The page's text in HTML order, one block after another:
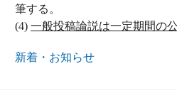
筆する。
(4) 一般投稿論説は一定期間の
新着・お知らせ